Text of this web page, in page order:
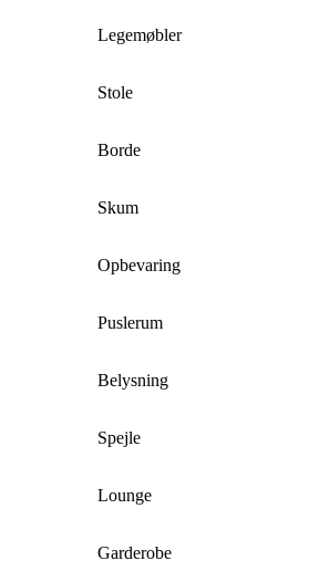
Legemøbler
Stole
Borde
Skum
Opbevaring
Puslerum
Belysning
Spejle
Lounge
Garderobe